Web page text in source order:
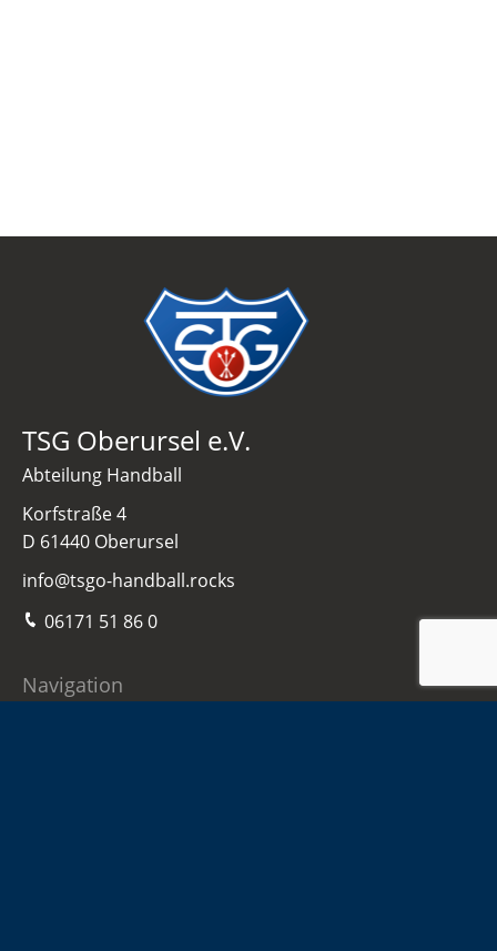
TSG Oberursel e.V.
Abteilung Handball
Korfstraße 4
D 61440 Oberursel
info@tsgo-handball.rocks
06171 51 86 0
Navigation